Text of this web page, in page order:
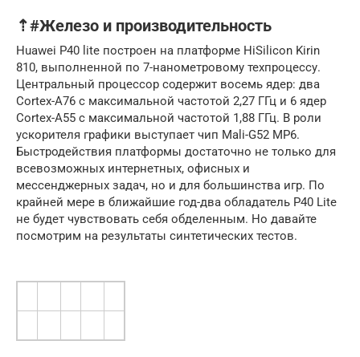
⇡#Железо и производительность
Huawei P40 lite построен на платформе HiSilicon Kirin
810, выполненной по 7-нанометровому техпроцессу.
Центральный процессор содержит восемь ядер: два
Cortex-A76 с максимальной частотой 2,27 ГГц и 6 ядер
Cortex-A55 с максимальной частотой 1,88 ГГц. В роли
ускорителя графики выступает чип Mali-G52 MP6.
Быстродействия платформы достаточно не только для
всевозможных интернетных, офисных и
мессенджерных задач, но и для большинства игр. По
крайней мере в ближайшие год-два обладатель P40 Lite
не будет чувствовать себя обделенным. Но давайте
посмотрим на результаты синтетических тестов.